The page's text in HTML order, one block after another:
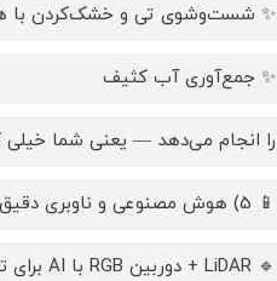
✨ شست‌وشوی تی و خشک‌کردن با
✨ جمع‌آوری آب کثیف
را انجام می‌دهد — یعنی شما
📱 5) هوش مصنوعی و ناوبری دقیق
🔹 LiDAR + دوربین RGB با AI برای تشخیص و جلوگیری از برخوردها